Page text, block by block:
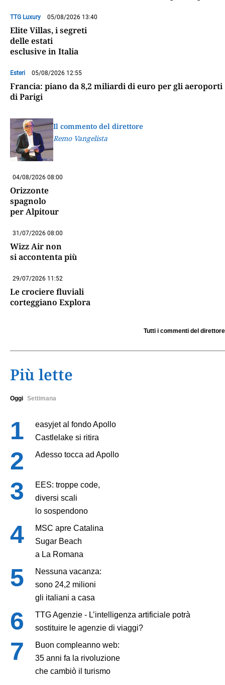
TTG Luxury 05/08/2026 13:40
Elite Villas, i segreti
delle estati
esclusive in Italia
Esteri 05/08/2026 12:55
Francia: piano da 8,2 miliardi di euro per gli aeroporti
di Parigi
Il commento del direttore
Remo Vangelista
04/08/2026 08:00
Orizzonte
spagnolo
per Alpitour
31/07/2026 08:00
Wizz Air non
si accontenta più
29/07/2026 11:52
Le crociere fluviali
corteggiano Explora
Tutti i commenti del direttore
Più lette
Oggi Settimana
easyjet al fondo Apollo
Castlelake si ritira
Adesso tocca ad Apollo
EES: troppe code,
diversi scali
lo sospendono
MSC apre Catalina
Sugar Beach
a La Romana
Nessuna vacanza:
sono 24,2 milioni
gli italiani a casa
TTG Agenzie - L’intelligenza artificiale potrà
sostituire le agenzie di viaggi?
Buon compleanno web:
35 anni fa la rivoluzione
che cambiò il turismo